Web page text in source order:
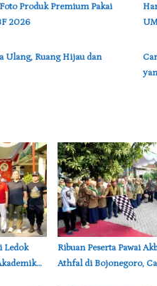
Produk Premium Pakai
2026
Ulang, Ruang Hijau dan
Ledok
‎Ribuan Peserta Pawai
Athfal di Bojonegoro,